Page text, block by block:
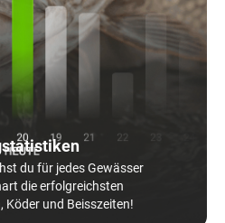
du für jedes Gewässer
die erfolgreichsten
Köder und Beisszeiten!